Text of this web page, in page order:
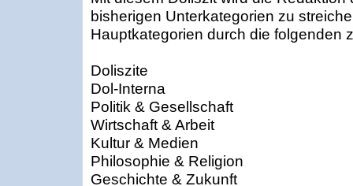
bisherigen Unterkategorien zu
Hauptkategorien durch die folgenden
Doliszite
Dol-Interna
Politik & Gesellschaft
Wirtschaft & Arbeit
Kultur & Medien
Philosophie & Religion
Geschichte & Zukunft